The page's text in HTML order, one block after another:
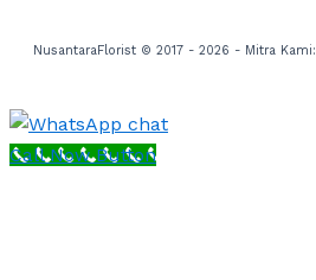
NusantaraFlorist © 2017 - 2026 - Mitra Kami:
Call Now Button